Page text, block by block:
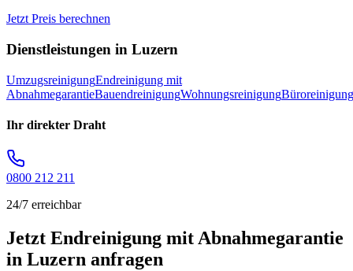
Jetzt Preis berechnen
Dienstleistungen in Luzern
UmzugsreinigungEndreinigung mit
AbnahmegarantieBauendreinigungWohnungsreinigungBüroreinigung
Ihr direkter Draht
0800 212 211
24/7 erreichbar
Jetzt Endreinigung mit Abnahmegarantie
in Luzern anfragen